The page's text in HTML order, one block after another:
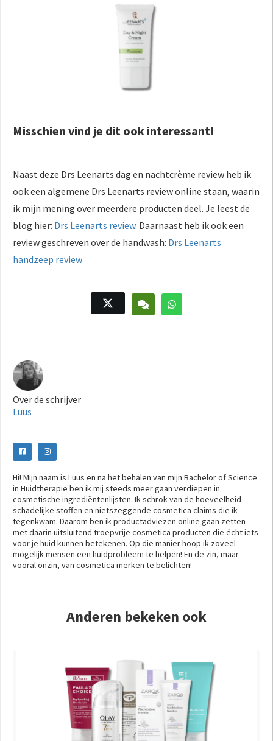
Misschien vind je dit ook interessant!
Naast deze Drs Leenarts dag en nachtcrème review heb ik
ook een algemene Drs Leenarts review online staan, waarin
ik mijn mening over meerdere producten deel. Je leest de
blog hier: Drs Leenarts review. Daarnaast heb ik ook een
review geschreven over de handwash: Drs Leenarts
handzeep review
Over de schrijver
Luus
Hi! Mijn naam is Luus en na het behalen van mijn Bachelor of Science
in Huidtherapie ben ik mij steeds meer gaan verdiepen in
cosmetische ingrediëntenlijsten. Ik schrok van de hoeveelheid
schadelijke stoffen en nietszeggende cosmetica claims die ik
tegenkwam. Daarom ben ik productadviezen online gaan zetten
met daarin uitsluitend troepvrije cosmetica producten die écht iets
voor je huid kunnen betekenen. Op die manier hoop ik zoveel
mogelijk mensen een huidprobleem te helpen! En de zin, maar
vooral onzin, van cosmetica merken te belichten!
Anderen bekeken ook